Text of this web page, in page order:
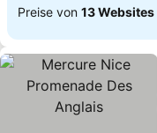
Preise von 13 Websites